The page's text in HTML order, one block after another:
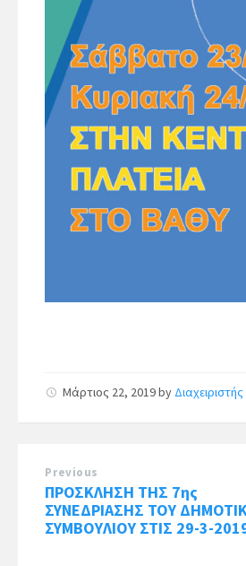
Μάρτιος 22, 2019by Διαχειριστής
Previous
ΠΡΟΣΚΛΗΣΗ ΤΗΣ 7ης
ΣΥΝΕΔΡΙΑΣΗΣ ΤΟΥ
ΣΥΜΒΟΥΛΙΟΥ ΣΤΙΣ 29-3-